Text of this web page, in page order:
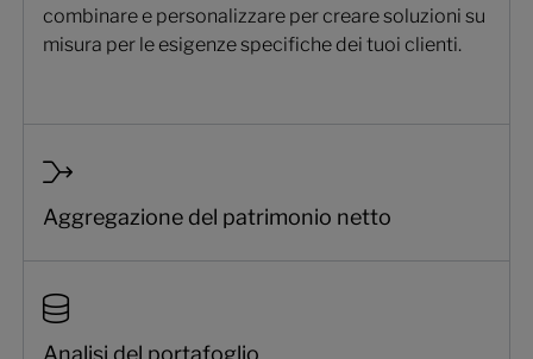
combinare e personalizzare per creare soluzioni su
misura per le esigenze specifiche dei tuoi clienti.
Aggregazione del patrimonio netto
Analisi del portafoglio